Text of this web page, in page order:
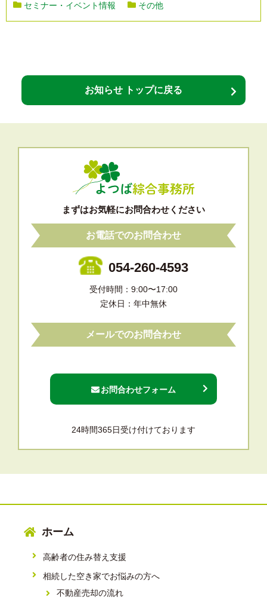
セミナー・イベント情報
その他
お知らせ トップに戻る
まずはお気軽にお問合わせください
お電話でのお問合わせ
054-260-4593
受付時間：9:00〜17:00
定休日：年中無休
メールでのお問合わせ
お問合わせフォーム
24時間365日受け付けております
ホーム
高齢者の住み替え支援
相続した空き家でお悩みの方へ
不動産売却の流れ